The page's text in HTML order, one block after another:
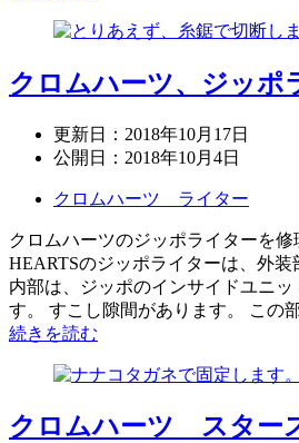
クロムハーツ、ジッポ
更新日： 2018年10月17日
公開日： 2018年10月4日
クロムハーツ ライター
クロムハーツのジッポライターを
HEARTSのジッポライターは、外装
内部は、ジッポのインサイドユニッ
す。 すこし隙間があります。 この
続きを読む
クロムハーツ スター